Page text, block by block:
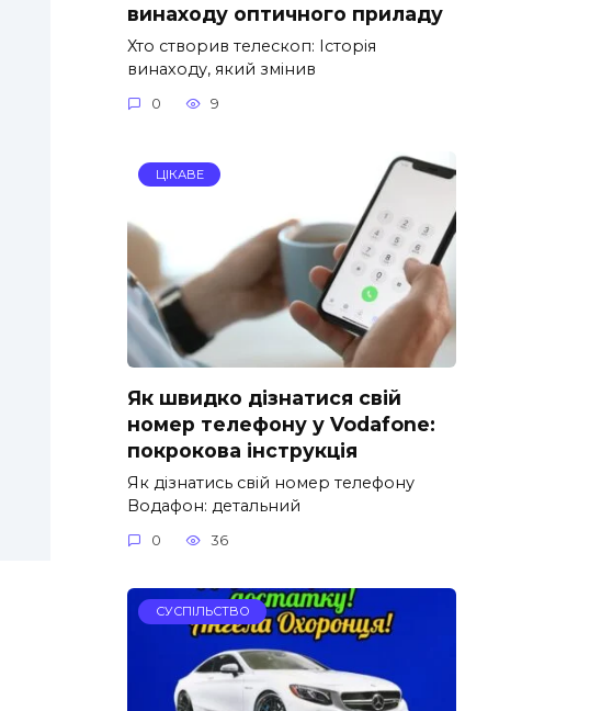
винаходу оптичного приладу
Хто створив телескоп: Історія
винаходу, який змінив
0 9
ЦІКАВЕ
Як швидко дізнатися свій
номер телефону у Vodafone:
покрокова інструкція
Як дізнатись свій номер телефону
Водафон: детальний
0 36
СУСПІЛЬСТВО